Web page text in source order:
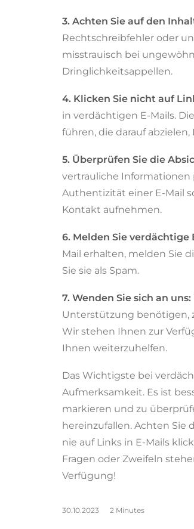
3. Achten Sie auf den
Rechtschreibfehler oder
misstrauisch bei
Dringlichkeitsappellen.
4. Klicken Sie nicht auf
in verdächtigen E-Mails.
führen, die darauf
5. Überprüfen Sie die
vertrauliche Informationen
Authentizität einer E-Mail
Kontakt aufnehmen.
6. Melden Sie verdächtige
Mail erhalten, melden Sie
Sie sie als Spam.
7. Wenden Sie sich an uns:
Unterstützung benötigen,
Wir stehen Ihnen zur
Ihnen weiterzuhelfen.
Das Wichtigste bei
Aufmerksamkeit. Es ist
markieren und zu
hereinzufallen. Achten Sie
nie auf Links in E-Mails
Fragen oder Zweifeln
Verfügung!
30.10.2023 2 Minutes